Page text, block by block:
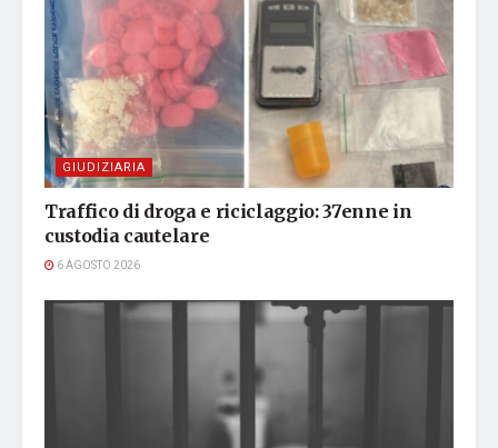
GIUDIZIARIA
Traffico di droga e riciclaggio: 37enne in
custodia cautelare
6 AGOSTO 2026